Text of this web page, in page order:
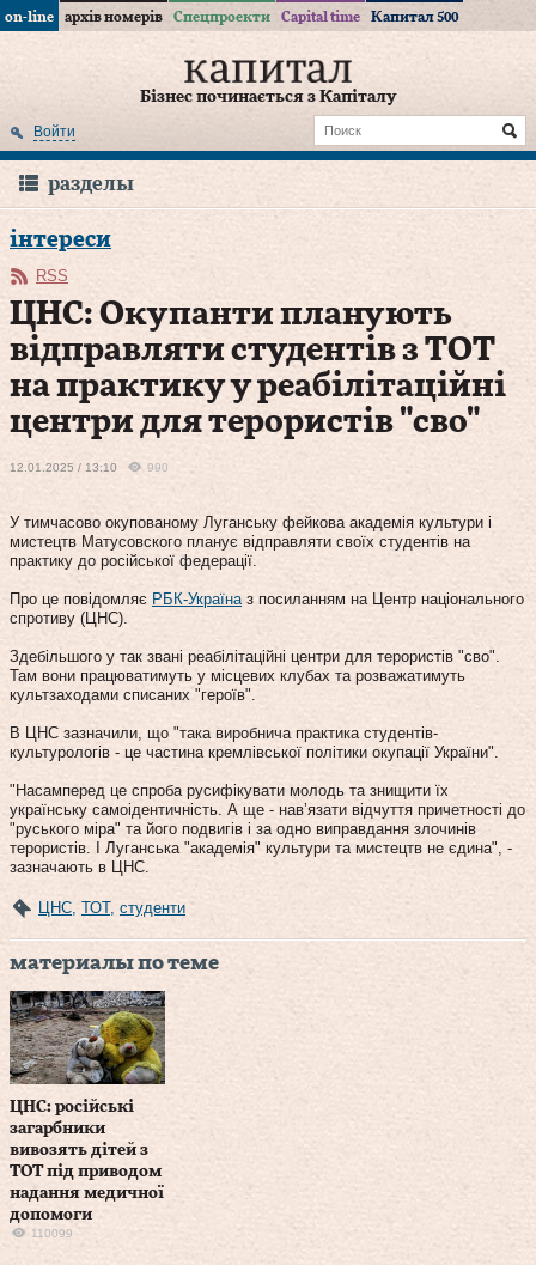
on-line архів номерів Спецпроекти Capital time Капитал 500
Бізнес починається з Капіталу
Войти
разделы
інтереси
RSS
ЦНС: Окупанти планують
відправляти студентів з ТОТ
на практику у реабілітаційні
центри для терористів "сво"
12.01.2025 / 13:10 990
У тимчасово окупованому Луганську фейкова академія культури і
мистецтв Матусовского планує відправляти своїх студентів на
практику до російської федерації.
Про це повідомляє РБК-Україназ посиланням на Центр національного
спротиву (ЦНС).
Здебільшого у так звані реабілітаційні центри для терористів "сво".
Там вони працюватимуть у місцевих клубах та розважатимуть
культзаходами списаних "героїв".
В ЦНС зазначили, що "така виробнича практика студентів-
культурологів - це частина кремлівської політики окупації України".
"Насамперед це спроба русифікувати молодь та знищити їх
українську самоідентичність. А ще - нав’язати відчуття причетності до
"руського міра" та його подвигів і за одно виправдання злочинів
терористів. І Луганська "академія" культури та мистецтв не єдина", -
зазначають в ЦНС.
ЦНС, ТОТ, студенти
материалы по теме
ЦНС: російські
загарбники
вивозять дітей з
ТОТ під приводом
надання медичної
допомоги
110099